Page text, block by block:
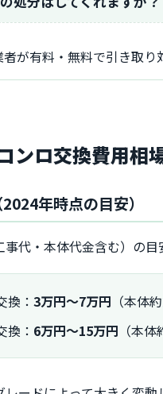
が有料・無料で引き取り
ンロ交換費用相
年時点の目安）
代・本体代金含む）の目
換： 3万円～7万円 （本体
換： 6万円～15万円 （本